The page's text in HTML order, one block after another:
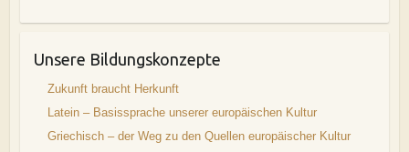
Unsere Bildungskonzepte
Zukunft braucht Herkunft
Latein – Basissprache unserer europäischen Kultur
Griechisch – der Weg zu den Quellen europäischer Kultur